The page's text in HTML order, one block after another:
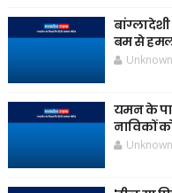
बम से
Unknown
यमन के
नाविकों
Unknown